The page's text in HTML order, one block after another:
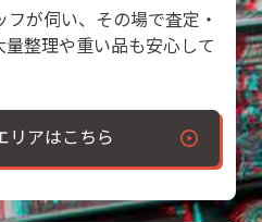
が伺い、その場で査定・
整理や重い品も安心して
リアはこちら